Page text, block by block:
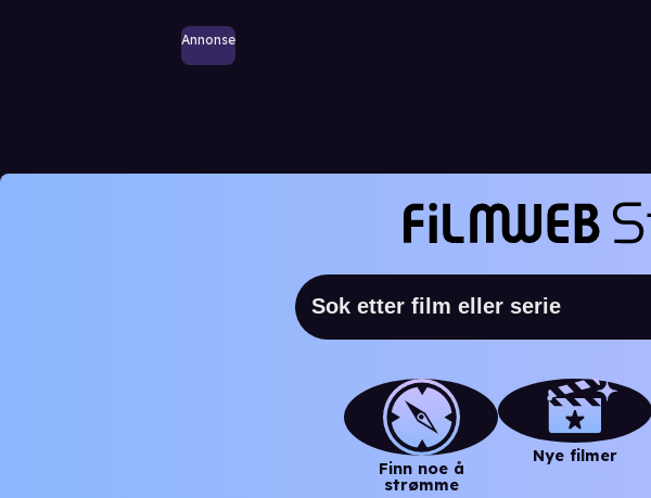
Annonse
Finn noe å
strømme
Nye filmer